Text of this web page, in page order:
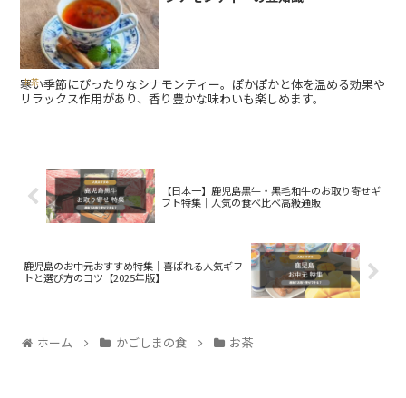
お茶
寒い季節にぴったりなシナモンティー。ぽかぽかと体を温める効果や
リラックス作用があり、香り豊かな味わいも楽しめます。
【日本一】鹿児島黒牛・黒毛和牛のお取り寄せギ
フト特集｜人気の食べ比べ高級通販
鹿児島のお中元おすすめ特集｜喜ばれる人気ギフ
トと選び方のコツ【2025年版】
ホーム かごしまの食 お茶